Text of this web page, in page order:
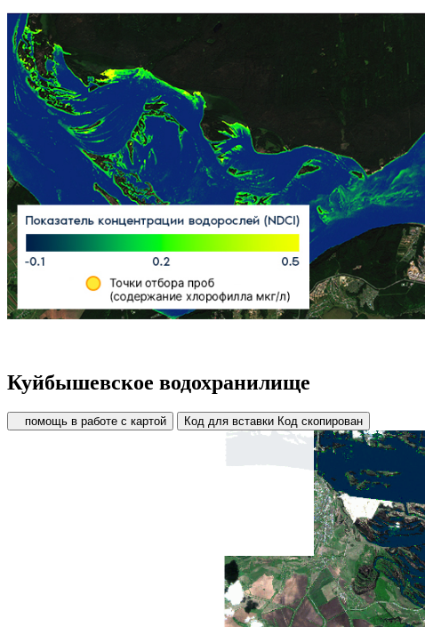
Куйбышевское водохранилище
помощь в работе с картой Код для вставки Код скопирован